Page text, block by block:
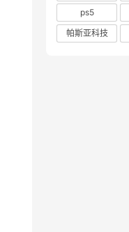
ps5
帕斯亚科技